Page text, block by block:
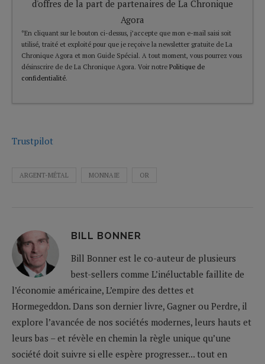
d'offres de la part de partenaires de La Chronique
Agora
*En cliquant sur le bouton ci-dessus, j’accepte que mon e-mail saisi soit
utilisé, traité et exploité pour que je reçoive la newsletter gratuite de La
Chronique Agora et mon Guide Spécial. A tout moment, vous pourrez vous
désinscrire de de La Chronique Agora. Voir notre Politique de
confidentialité.
Trustpilot
ARGENT-MÉTAL MONNAIE OR
BILL BONNER
Bill Bonner est le co-auteur de plusieurs
best-sellers comme L’inéluctable faillite de
l’économie américaine, L’empire des dettes et
Hormegeddon. Dans son dernier livre, Gagner ou Perdre, il
explore l’avancée de nos sociétés modernes, leurs hauts et
leurs bas – et révèle en chemin la règle unique qu’une
société doit suivre si elle espère progresser... tout en